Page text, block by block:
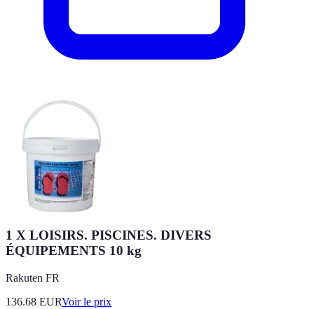
1 X LOISIRS. PISCINES. DIVERS
ÉQUIPEMENTS 10 kg
Rakuten FR
136.68 EURVoir le prix